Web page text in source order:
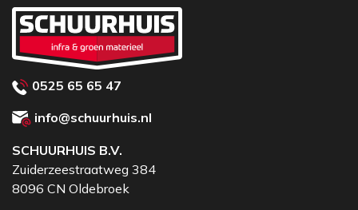
0525 65 65 47
info@schuurhuis.nl
SCHUURHUIS B.V.
Zuiderzeestraatweg 384
8096 CN Oldebroek